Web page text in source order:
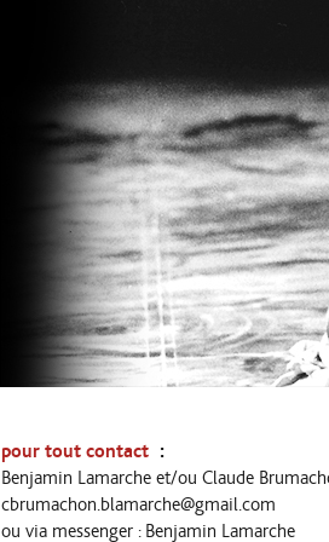
pour tout contact :
Benjamin Lamarche et/ou Claude
cbrumachon.blamarche@gmail.com
ou via messenger : Benjamin Lamarche